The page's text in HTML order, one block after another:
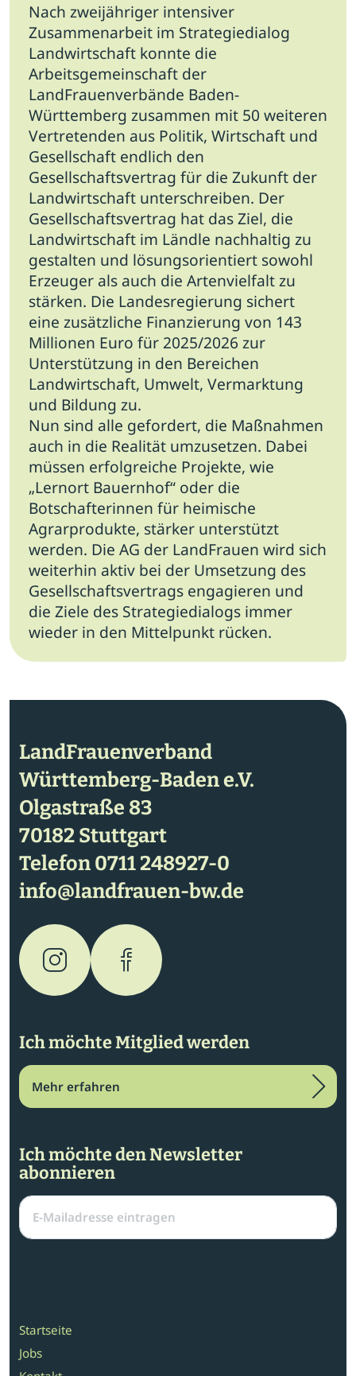
Nach zweijähriger intensiver
Zusammenarbeit im Strategiedialog
Landwirtschaft konnte die
Arbeitsgemeinschaft der
LandFrauenverbände Baden-
Württemberg zusammen mit 50 weiteren
Vertretenden aus Politik, Wirtschaft und
Gesellschaft endlich den
Gesellschaftsvertrag für die Zukunft der
Landwirtschaft unterschreiben. Der
Gesellschaftsvertrag hat das Ziel, die
Landwirtschaft im Ländle nachhaltig zu
gestalten und lösungsorientiert sowohl
Erzeuger als auch die Artenvielfalt zu
stärken. Die Landesregierung sichert
eine zusätzliche Finanzierung von 143
Millionen Euro für 2025/2026 zur
Unterstützung in den Bereichen
Landwirtschaft, Umwelt, Vermarktung
und Bildung zu.
Nun sind alle gefordert, die Maßnahmen
auch in die Realität umzusetzen. Dabei
müssen erfolgreiche Projekte, wie
„Lernort Bauernhof“ oder die
Botschafterinnen für heimische
Agrarprodukte, stärker unterstützt
werden. Die AG der LandFrauen wird sich
weiterhin aktiv bei der Umsetzung des
Gesellschaftsvertrags engagieren und
die Ziele des Strategiedialogs immer
wieder in den Mittelpunkt rücken.
LandFrauenverband
Württemberg-Baden e.V.
Olgastraße 83
70182 Stuttgart
Telefon0711 248927-0
info@landfrauen-bw.de
Ich möchte Mitglied werden
Mehr erfahren
Ich möchte den Newsletter
abonnieren
Startseite
Jobs